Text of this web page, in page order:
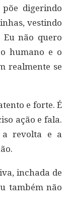
digerindo
vestindo
Eu não quero
humano e o
realmente se
e forte. É
ação e fala.
revolta e a
inchada de
também não